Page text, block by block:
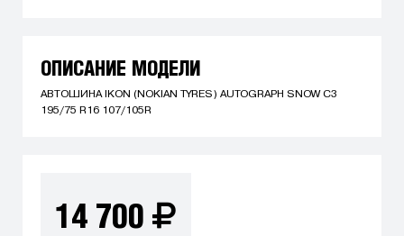
ОПИСАНИЕ МОДЕЛИ
АВТОШИНА IKON (NOKIAN TYRES) AUTOGRAPH SNOW C3
195/75 R16 107/105R
14 700